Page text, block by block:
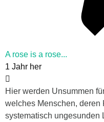
A rose is a rose...
1 Jahr her
Hier werden Unsummen
welches Menschen, deren
systematisch ungesunden